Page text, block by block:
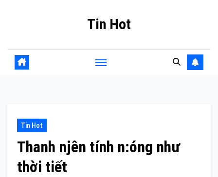
Tin Hot
Tin Hot
Thanh njên tính n:óng như
thời tiết